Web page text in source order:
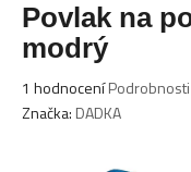
Povlak na
modrý
Průměrné
hodnocení
1 hodnocení
Značka: DADKA